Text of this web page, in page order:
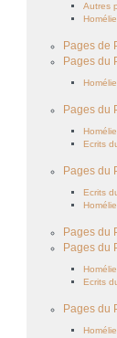
Autres
Pages de
Pages du
Pages du
Ecrits
Pages du
Ecrits
Pages du
Pages du
Ecrits
Pages du